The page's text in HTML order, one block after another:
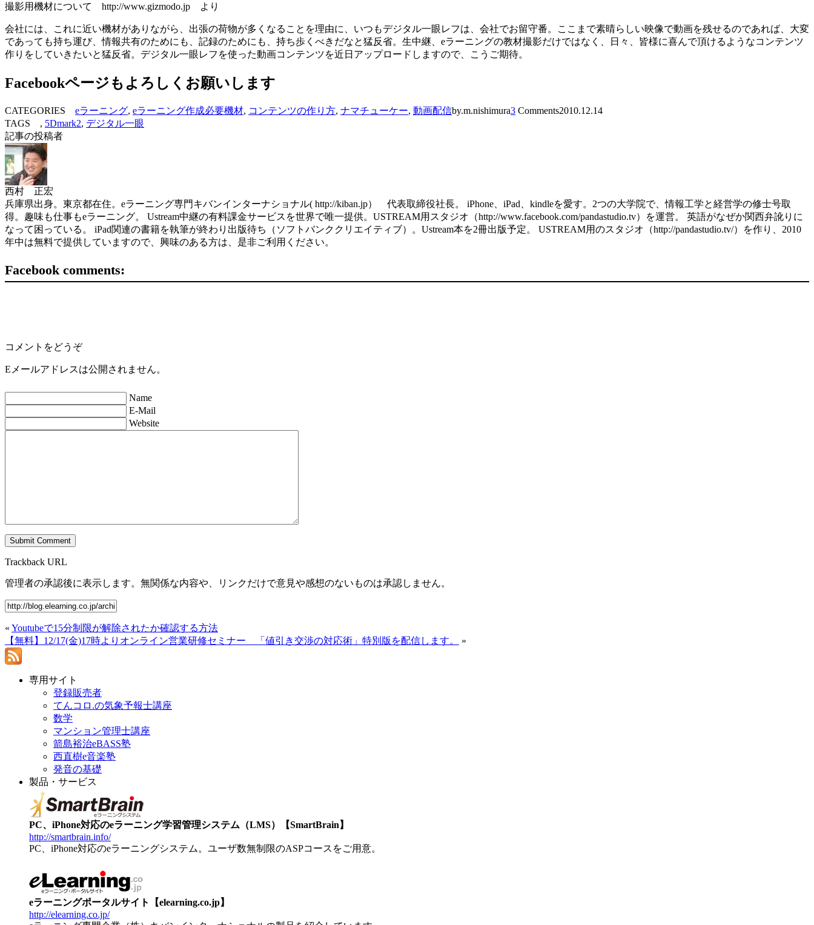
撮影用機材について http://www.gizmodo.jp より
会社には、これに近い機材がありながら、出張の荷物が多くなることを理由に、いつもデジタル一眼レフは、会社でお留守番。ここまで素晴らしい映像で動画を残せるのであれば、大変
であっても持ち運び、情報共有のためにも、記録のためにも、持ち歩くべきだなと猛反省。生中継、eラーニングの教材撮影だけではなく、日々、皆様に喜んで頂けるようなコンテンツ
作りをしていきたいと猛反省。デジタル一眼レフを使った動画コンテンツを近日アップロードしますので、こうご期待。
Facebookページもよろしくお願いします
CATEGORIES eラーニング, eラーニング作成必要機材, コンテンツの作り方, ナマチューケー, 動画配信by.m.nishimura3 Comments2010.12.14
TAGS , 5Dmark2, デジタル一眼
記事の投稿者
西村 正宏
兵庫県出身。東京都在住。eラーニング専門キバンインターナショナル( http://kiban.jp） 代表取締役社長。 iPhone、iPad、kindleを愛す。2つの大学院で、情報工学と経営学の修士号取
得。趣味も仕事もeラーニング。 Ustream中継の有料課金サービスを世界で唯一提供。USTREAM用スタジオ（http://www.facebook.com/pandastudio.tv）を運営。 英語がなぜか関西弁訛りに
なって困っている。 iPad関連の書籍を執筆が終わり出版待ち（ソフトバンククリエイティブ）。Ustream本を2冊出版予定。 USTREAM用のスタジオ（http://pandastudio.tv/）を作り、2010
年中は無料で提供していますので、興味のある方は、是非ご利用ください。
Facebook comments:
コメントをどうぞ
Eメールアドレスは公開されません。
Name
E-Mail
Website
Trackback URL
管理者の承認後に表示します。無関係な内容や、リンクだけで意見や感想のないものは承認しません。
« Youtubeで15分制限が解除されたか確認する方法
【無料】12/17(金)17時よりオンライン営業研修セミナー 「値引き交渉の対応術」特別版を配信します。
»
専用サイト
登録販売者
てんコロ.の気象予報士講座
数学
マンション管理士講座
箭島裕治eBASS塾
西直樹e音楽塾
発音の基礎
製品・サービス
PC、iPhone対応のeラーニング学習管理システム（LMS）【SmartBrain】
http://smartbrain.info/
PC、iPhone対応のeラーニングシステム。ユーザ数無制限のASPコースをご用意。
eラーニングポータルサイト【elearning.co.jp】
http://elearning.co.jp/